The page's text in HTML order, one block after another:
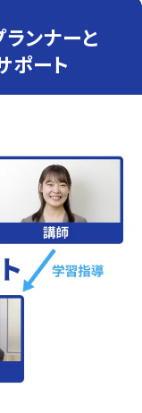
ンナーと
ポート